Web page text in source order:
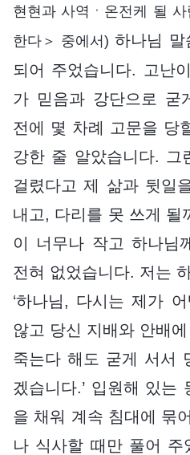
현현과 사역ㆍ온전케 될
한다＞ 중에서) 하나님 말
되어 주었습니다. 고난
가 믿음과 강단으로 굳
전에 몇 차례 고문을 당
강한 줄 알았습니다. 그
걸렸다고 제 삶과 뒷일
내고, 다리를 못 쓰게 될
이 너무나 작고 하나님
전혀 없었습니다. 저는
‘하나님, 다시는 제가
않고 당신 지배와 안배
죽는다 해도 굳게 서서
겠습니다.’ 입원해 있는
을 채워 계속 침대에 묶
나 식사할 때만 풀어 주